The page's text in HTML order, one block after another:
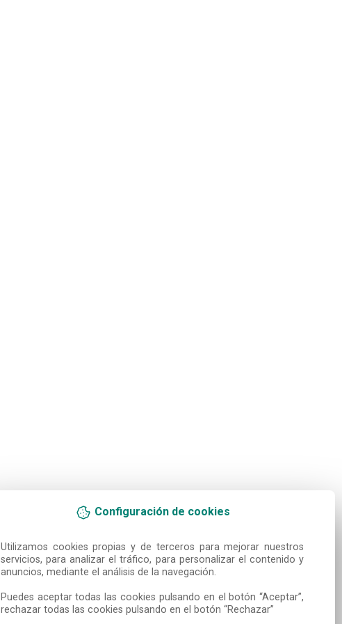
Configuración de cookies
Utilizamos cookies propias y de terceros para mejorar nuestros
servicios, para analizar el tráfico, para personalizar el contenido y
anuncios, mediante el análisis de la navegación.
Puedes aceptar todas las cookies pulsando en el botón “Aceptar”,
rechazar todas las cookies pulsando en el botón “Rechazar”